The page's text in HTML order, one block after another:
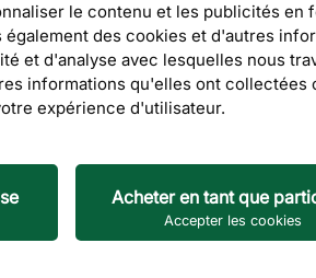
le contenu et les publicités
des cookies et d'autres
et d'analyse avec lesquelles nous
informations qu'elles ont
expérience d'utilisateur.
Acheter en tant que
Accepter les cookies